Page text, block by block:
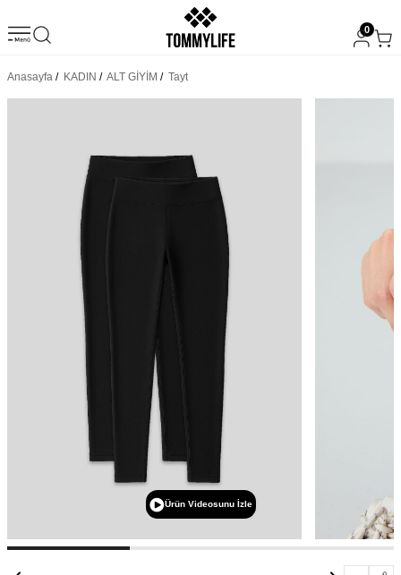
0
Anasayfa / KADIN / ALT GİYİM / Tayt
Ürün Videosunu İzle